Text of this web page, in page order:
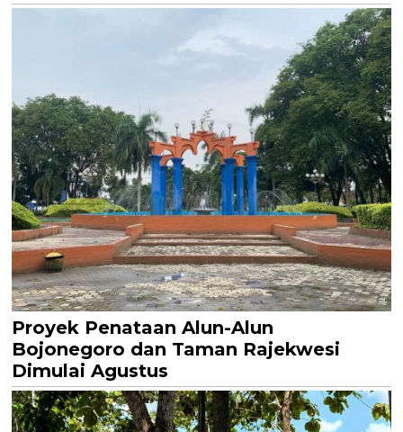
Proyek Penataan Alun-Alun
Bojonegoro dan Taman Rajekwesi
Dimulai Agustus